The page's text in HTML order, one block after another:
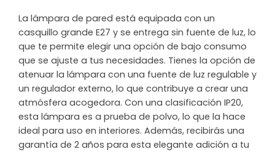
La lámpara de pared está equipada con un
casquillo grande E27 y se entrega sin fuente de luz, lo
que te permite elegir una opción de bajo consumo
que se ajuste a tus necesidades. Tienes la opción de
atenuar la lámpara con una fuente de luz regulable y
un regulador externo, lo que contribuye a crear una
atmósfera acogedora. Con una clasificación IP20,
esta lámpara es a prueba de polvo, lo que la hace
ideal para uso en interiores. Además, recibirás una
garantía de 2 años para esta elegante adición a tu